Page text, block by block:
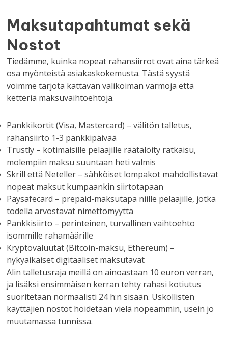
Maksutapahtumat sekä
Nostot
Tiedämme, kuinka nopeat rahansiirrot ovat aina tärkeä
osa myönteistä asiakaskokemusta. Tästä syystä
voimme tarjota kattavan valikoiman varmoja että
ketteriä maksuvaihtoehtoja.
Pankkikortit (Visa, Mastercard) – välitön talletus,
rahansiirto 1-3 pankkipäivää
Trustly – kotimaisille pelaajille räätälöity ratkaisu,
molempiin maksu suuntaan heti valmis
Skrill että Neteller – sähköiset lompakot mahdollistavat
nopeat maksut kumpaankin siirtotapaan
Paysafecard – prepaid-maksutapa niille pelaajille, jotka
todella arvostavat nimettömyyttä
Pankkisiirto – perinteinen, turvallinen vaihtoehto
isommille rahamäärille
Kryptovaluutat (Bitcoin-maksu, Ethereum) –
nykyaikaiset digitaaliset maksutavat
Alin talletusraja meillä on ainoastaan 10 euron verran,
ja lisäksi ensimmäisen kerran tehty rahasi kotiutus
suoritetaan normaalisti 24 h:n sisään. Uskollisten
käyttäjien nostot hoidetaan vielä nopeammin, usein jo
muutamassa tunnissa.